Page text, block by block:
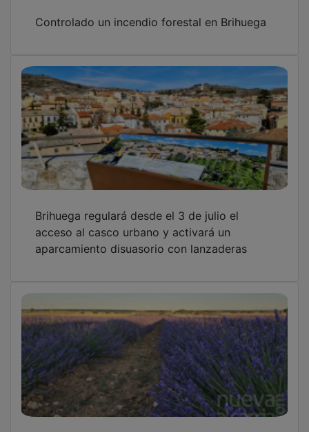
Brihuega renueva su colaboración con
BlaBlaCar para reforzar la movilidad
sostenible durante la Floración de la Lavanda
El Teatro Real acerca la ópera a Brihuega con
un recital en el Parque de las Eras del Agua